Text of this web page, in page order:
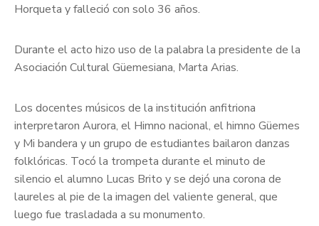
Horqueta y falleció con solo 36 años.
Durante el acto hizo uso de la palabra la presidente de la
Asociación Cultural Güemesiana, Marta Arias.
Los docentes músicos de la institución anfitriona
interpretaron Aurora, el Himno nacional, el himno Güemes
y Mi bandera y un grupo de estudiantes bailaron danzas
folklóricas. Tocó la trompeta durante el minuto de
silencio el alumno Lucas Brito y se dejó una corona de
laureles al pie de la imagen del valiente general, que
luego fue trasladada a su monumento.